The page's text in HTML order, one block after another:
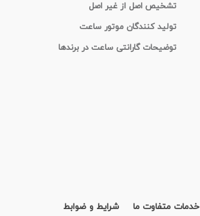
تشخیص اصل از غیر اصل
تولید کنندگان موتور ساعت
توضیحات گارانتی ساعت در برندها
خدمات متفاوت ما شرایط و ضوابط